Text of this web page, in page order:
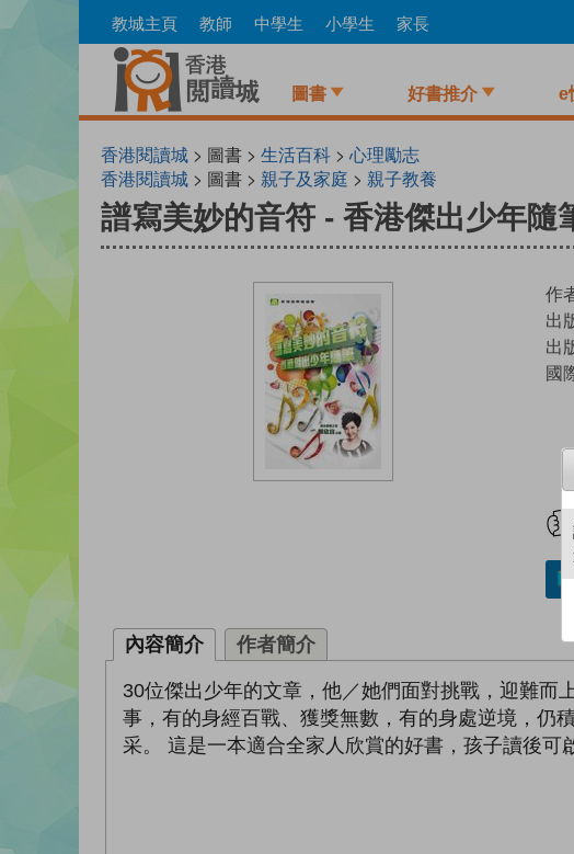
to
教城主頁 教師 中學生 小學生 家長
圖書 好書推介 e
香港閱讀城 > 圖書 > 生活百科 > 心理勵志
香港閱讀城 > 圖書 > 親子及家庭 > 親子教養
譜寫美妙的音符 - 香港傑出少年隨
作
出
出
國
內容簡介 作者簡介
30位傑出少年的文章，他／她們面對挑戰，迎難而
事，有的身經百戰、獲獎無數，有的身處逆境，仍
采。 這是一本適合全家人欣賞的好書，孩子讀後可